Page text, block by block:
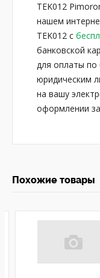
TEK012
нашем
TEK012 с
банковской
для оплаты по
юридическим
на вашу
оформлении
Похожие товары